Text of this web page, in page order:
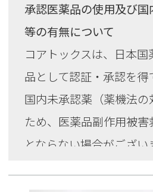
承認医薬品の使用及び
等の有無について
コアトックスは、日本
品として認証・承認を得
国内未承認薬（薬機法の
ため、医薬品副作用被
とならない場合がござい